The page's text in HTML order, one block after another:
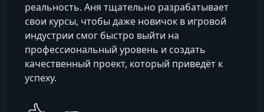
реальность. Аня тщательно разрабатывает
свои курсы, чтобы даже новичок в игровой
индустрии смог быстро выйти на
профессиональный уровень и создать
качественный проект, который приведёт к
успеху.